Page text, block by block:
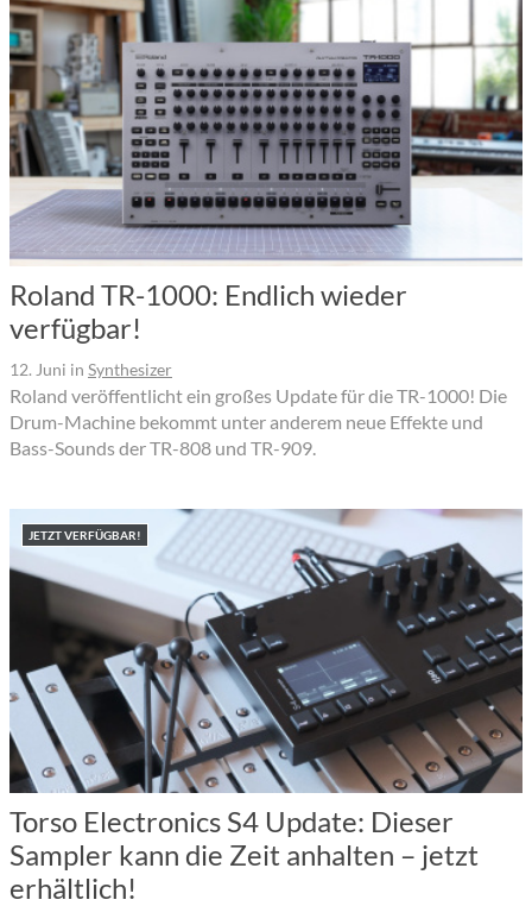
Roland TR-1000: Endlich wieder
verfügbar!
12. Juni in Synthesizer
Roland veröffentlicht ein großes Update für die TR-1000! Die
Drum-Machine bekommt unter anderem neue Effekte und
Bass-Sounds der TR-808 und TR-909.
JETZT VERFÜGBAR!
Torso Electronics S4 Update: Dieser
Sampler kann die Zeit anhalten – jetzt
erhältlich!